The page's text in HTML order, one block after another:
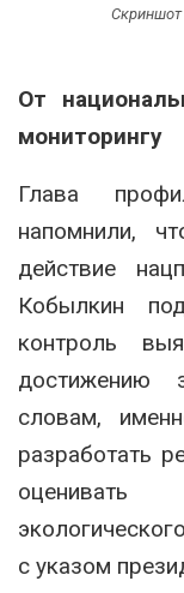
Скриншот
От
мониторингу
Глава
напомнили,
действие
Кобылкин
контроль
достижению
словам,
разработать
с указом